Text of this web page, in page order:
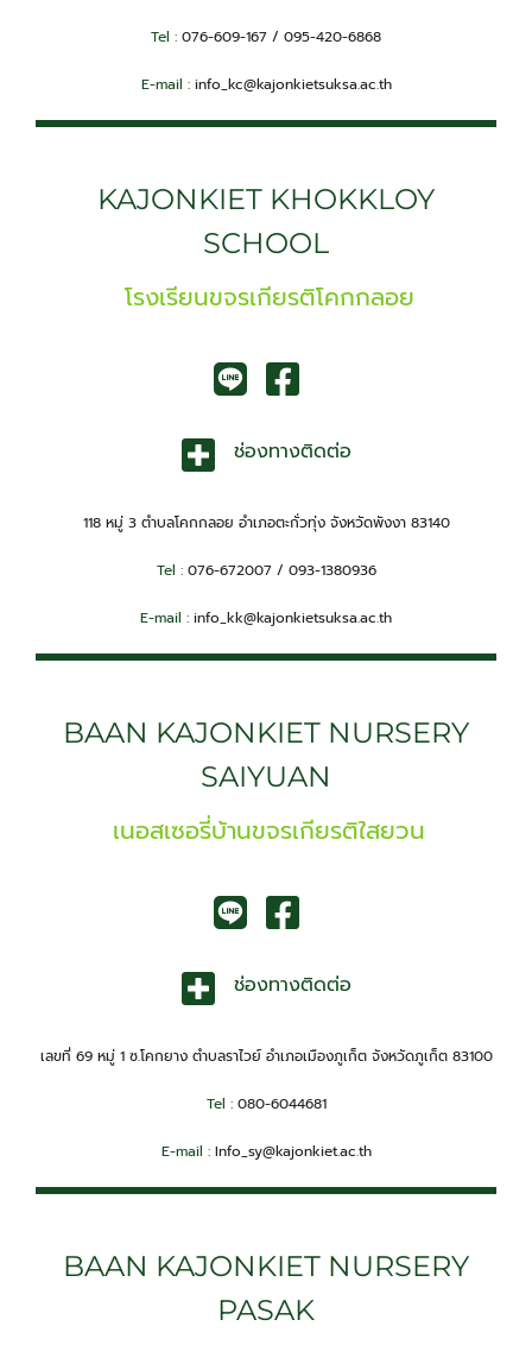
Tel : 076-609-167 / 095-420-6868
E-mail : info_kc@kajonkietsuksa.ac.th
KAJONKIET KHOKKLOY
SCHOOL
โรงเรียนขจรเกียรติโคกกลอย
ช่องทางติดต่อ
118 หมู่ 3 ตำบลโคกกลอย อำเภอตะกั่วทุ่ง จังหวัดพังงา 83140
Tel :076-672007 / 093-1380936
E-mail : info_kk@kajonkietsuksa.ac.th
BAAN KAJONKIET NURSERY
SAIYUAN
เนอสเซอรี่บ้านขจรเกียรติใสยวน
ช่องทางติดต่อ
เลขที่ 69 หมู่ 1 ซ.โคกยาง ตำบลราไวย์ อำเภอเมืองภูเก็ต จังหวัดภูเก็ต 83100
Tel :080-6044681
E-mail : Info_sy@kajonkiet.ac.th
BAAN KAJONKIET NURSERY
PASAK